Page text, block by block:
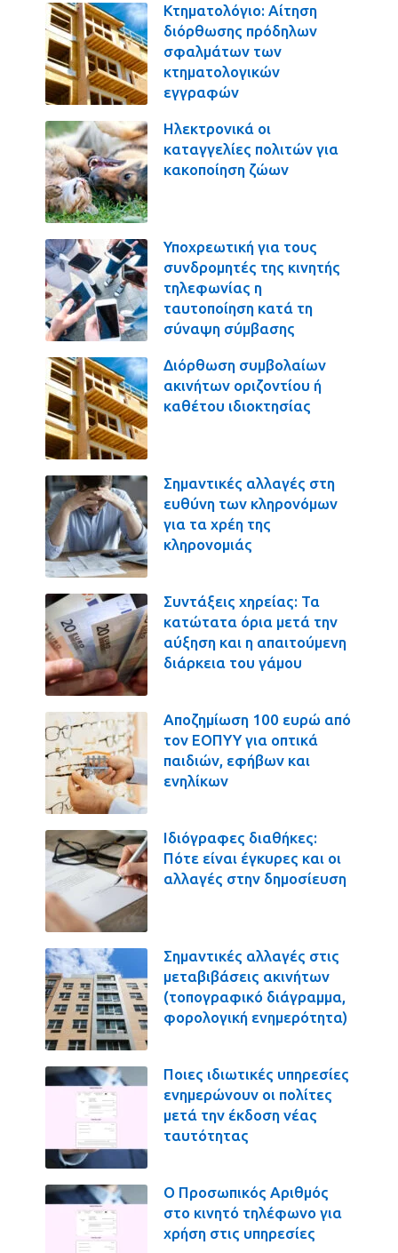
Κτηματολόγιο: Αίτηση
διόρθωσης πρόδηλων
σφαλμάτων των
κτηματολογικών
εγγραφών
Ηλεκτρονικά οι
καταγγελίες πολιτών για
κακοποίηση ζώων
Υποχρεωτική για τους
συνδρομητές της κινητής
τηλεφωνίας η
ταυτοποίηση κατά τη
σύναψη σύμβασης
Διόρθωση συμβολαίων
ακινήτων οριζοντίου ή
καθέτου ιδιοκτησίας
Σημαντικές αλλαγές στη
ευθύνη των κληρονόμων
για τα χρέη της
κληρονομιάς
Συντάξεις χηρείας: Τα
κατώτατα όρια μετά την
αύξηση και η απαιτούμενη
διάρκεια του γάμου
Αποζημίωση 100 ευρώ από
τον ΕΟΠΥΥ για οπτικά
παιδιών, εφήβων και
ενηλίκων
Ιδιόγραφες διαθήκες:
Πότε είναι έγκυρες και οι
αλλαγές στην δημοσίευση
Σημαντικές αλλαγές στις
μεταβιβάσεις ακινήτων
(τοπογραφικό διάγραμμα,
φορολογική ενημερότητα)
Ποιες ιδιωτικές υπηρεσίες
ενημερώνουν οι πολίτες
μετά την έκδοση νέας
ταυτότητας
Ο Προσωπικός Αριθμός
στο κινητό τηλέφωνο για
χρήση στις υπηρεσίες